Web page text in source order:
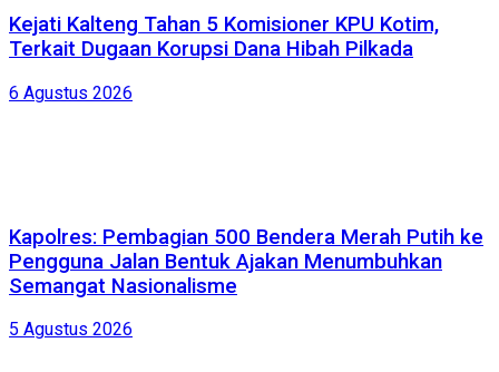
Kejati Kalteng Tahan 5 Komisioner KPU Kotim,
Terkait Dugaan Korupsi Dana Hibah Pilkada
6 Agustus 2026
Kapolres: Pembagian 500 Bendera Merah Putih ke
Pengguna Jalan Bentuk Ajakan Menumbuhkan
Semangat Nasionalisme
5 Agustus 2026